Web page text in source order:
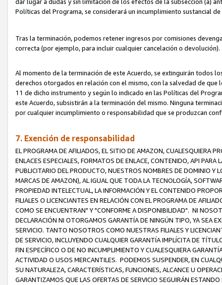
Políticas del Programa, se considerará un incumplimiento sustancial
Tras la terminación, podemos retener ingresos por comisiones
correcta (por ejemplo, para incluir cualquier cancelación o devolución).
Al momento de la terminación de este Acuerdo, se extinguirán todos
derechos otorgados en relación con el mismo, con la salvedad de
11 de dicho instrumento y según lo indicado en las Políticas del
este Acuerdo, subsistirán a la terminación del mismo. Ninguna
por cualquier incumplimiento o responsabilidad que se produzcan
7. Exención de responsabilidad
EL PROGRAMA DE AFILIADOS, EL SITIO DE AMAZON, CUALESQUIERA
ENLACES ESPECIALES, FORMATOS DE ENLACE, CONTENIDO, API
PUBLICITARIO DEL PRODUCTO, NUESTROS NOMBRES DE DOMINIO Y
MARCAS DE AMAZON), AL IGUAL QUE TODA LA TECNOLOGÍA,
PROPIEDAD INTELECTUAL, LA INFORMACIÓN Y EL CONTENIDO
FILIALES O LICENCIANTES EN RELACIÓN CON EL PROGRAMA DE
COMO SE ENCUENTRAN" Y "CONFORME A DISPONIBILIDAD". NI
DECLARACIÓN NI OTORGAMOS GARANTÍA DE NINGÚN TIPO, YA SEA
SERVICIO. TANTO NOSOTROS COMO NUESTRAS FILIALES Y
DE SERVICIO, INCLUYENDO CUALQUIER GARANTÍA IMPLÍCITA DE
FIN ESPECÍFICO O DE NO INCUMPLIMIENTO Y CUALESQUIERA
ACTIVIDAD O USOS MERCANTILES. PODEMOS SUSPENDER, EN
SU NATURALEZA, CARACTERÍSTICAS, FUNCIONES, ALCANCE U
GARANTIZAMOS QUE LAS OFERTAS DE SERVICIO SEGUIRÁN